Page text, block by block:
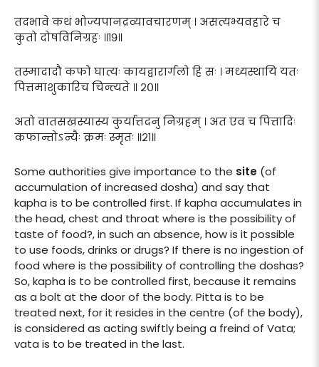
तदभावे कथं भोज्यपानद्रव्यावचारणम् । असत्यभ्यवहारे च
कुतो दोषविनिग्रहः ॥१९॥
तस्मादादौ कफो घात्यः कायद्वारार्गलो हि सः । मध्यस्थायि यतः
पित्तमाशुकारिच चिन्त्यते ॥ २०॥
अतो वातसखस्यास्य कुर्यात्तदनु निग्रहम् । अत एव च पित्तादिः
कफान्तोऽन्यैः क्रमः स्मृतः ॥२१॥
Some authorities give importance to the site (of
accumulation of increased dosha) and say that
kapha is to be controlled first. If kapha accumulates in
the head, chest and throat where is the possibility of
taste of food?, in such an absence, how is it possible
to use foods, drinks or drugs? If there is no ingestion of
food where is the possibility of controlling the doshas?
So, kapha is to be controlled first, because it remains
as a bolt at the door of the body. Pitta is to be
treated next, for it resides in the centre (of the body),
is considered as acting swiftly being a freind of Vata;
vata is to be treated in the last.